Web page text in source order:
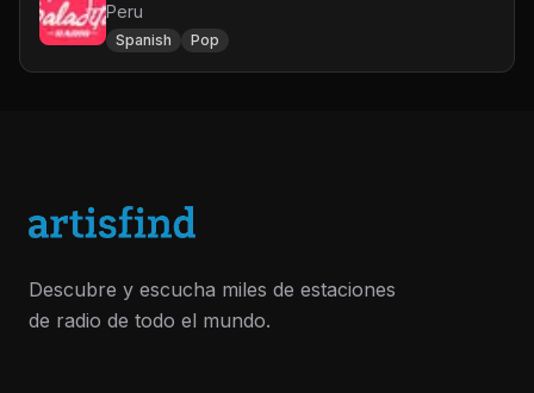
Peru
Spanish Pop
Descubre y escucha miles de estaciones
de radio de todo el mundo.